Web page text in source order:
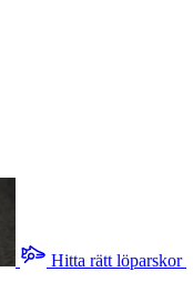
Hitta rätt löparskor